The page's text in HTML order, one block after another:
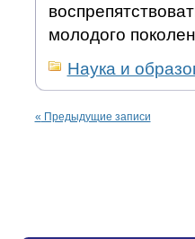
молодого
Наука и
« Предыдущие записи